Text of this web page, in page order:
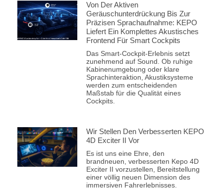
Von Der Aktiven
Geräuschunterdrückung Bis Zur
Präzisen Sprachaufnahme: KEPO
Liefert Ein Komplettes Akustisches
Frontend Für Smart Cockpits
Das Smart-Cockpit-Erlebnis setzt
zunehmend auf Sound. Ob ruhige
Kabinenumgebung oder klare
Sprachinteraktion, Akustiksysteme
werden zum entscheidenden
Maßstab für die Qualität eines
Cockpits.
Wir Stellen Den Verbesserten KEPO
4D Exciter II Vor
Es ist uns eine Ehre, den
brandneuen, verbesserten Kepo 4D
Exciter II vorzustellen, Bereitstellung
einer völlig neuen Dimension des
immersiven Fahrerlebnisses.